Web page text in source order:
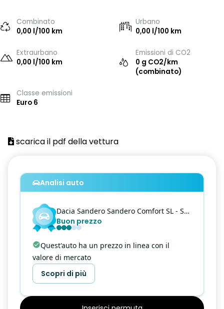
Combinato
0,00 l/100 km
Urbano
0,00 l/100 km
Extraurbano
0,00 l/100 km
Emissioni di CO2
0 g CO2/km
(combinato)
Classe emissioni
Euro 6
scarica il pdf della vettura
Analisi auto
Dacia Sandero Sandero Comfort SL - Stepway 1.0 tce Comfort SL Plus Eco-g 100cv
Buon prezzo
Quest'auto ha un prezzo in linea con il
valore di mercato
Scopri di più